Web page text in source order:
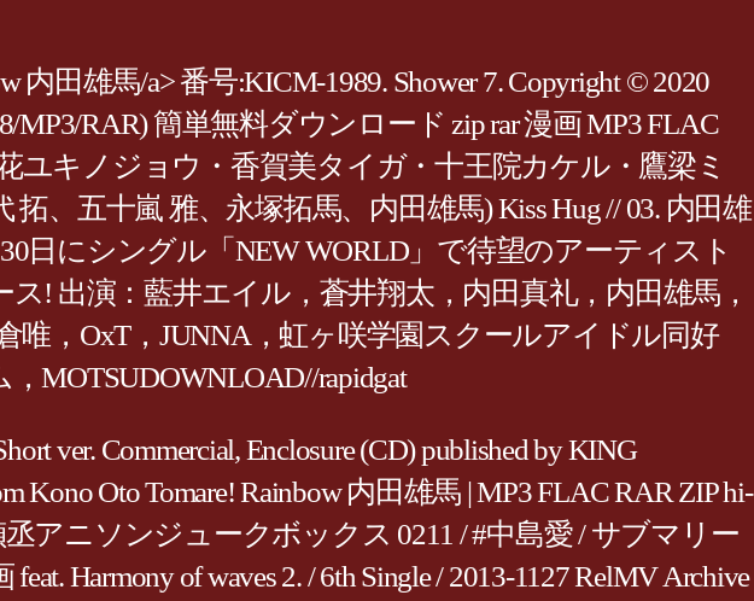
田雄馬/a> 番号:KICM-1989. Shower 7. Copyright © 2020
MP3/RAR) 簡単無料ダウンロード zip rar 漫画 MP3 FLAC
花ユキノジョウ・香賀美タイガ・十王院カケル・鷹梁ミ
、五十嵐 雅、永塚拓馬、内田雄馬) Kiss Hug // 03. 内田雄
30日にシングル「NEW WORLD」で待望のアーティスト
! 出演：藍井エイル，蒼井翔太，内田真礼，内田雄馬，
唯，OxT，JUNNA，虹ヶ咲学園スクールアイドル同好
MOTSUDOWNLOAD//rapidgat
ver. Commercial, Enclosure (CD) published by KING
Kono Oto Tomare! Rainbow 内田雄馬 | MP3 FLAC RAR ZIP hi-
丞アニソンジュークボックス 0211 / #中島愛 / サブマリー
Harmony of waves 2. / 6th Single / 2013-1127 RelMV Archive